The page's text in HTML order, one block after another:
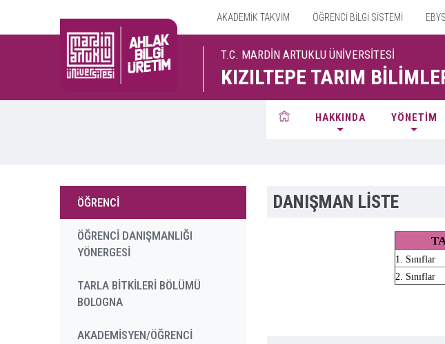
AKADEMİK TAKVİM ÖĞRENCİ BİLGİ SİSTEMİ EBYS
T.C. MARDİN ARTUKLU ÜNİVERSİTESİ
KIZILTEPE TARIM
HAKKINDA YÖNETİM
ÖĞRENCİ
ÖĞRENCİ DANIŞMANLIĞI
YÖNERGESİ
TARLA BİTKİLERİ BÖLÜMÜ
BOLOGNA
AKADEMİSYEN/ÖĞRENCİ
DANIŞMAN LİSTE
1. Sınıflar
2. Sınıflar